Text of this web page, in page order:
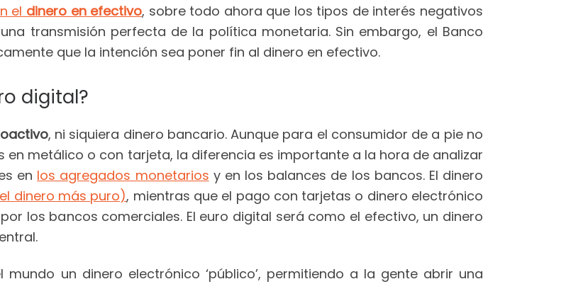
el dinero en efectivo, sobre todo ahora que los tipos de interés negativos
transmisión perfecta de la política monetaria. Sin embargo, el Banco
que la intención sea poner fin al dinero en efectivo.
digital?
, ni siquiera dinero bancario. Aunque para el consumidor de a pie no
metálico o con tarjeta, la diferencia es importante a la hora de analizar
en los agregados monetarios y en los balances de los bancos. El dinero
dinero más puro), mientras que el pago con tarjetas o dinero electrónico
los bancos comerciales. El euro digital será como el efectivo, un dinero
un dinero electrónico ‘público’, permitiendo a la gente abrir una